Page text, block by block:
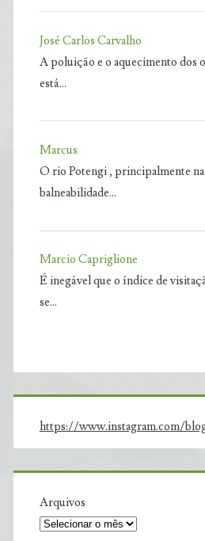
José Carlos Carvalho
A poluição e o aquecimento dos
está…
Marcus
O rio Potengi , principalmente na
balneabilidade…
Marcio Capriglione
É inegável que o índice de
se…
https://www.instagram.com/
Arquivos